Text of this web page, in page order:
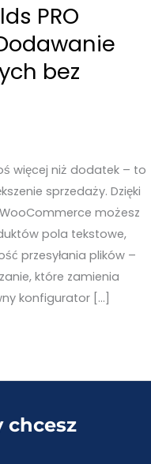
PRO
bez
więcej niż dodatek – to
sprzedaży. Dzięki
możesz
pola tekstowe,
przesyłania plików –
które zamienia
konfigurator […]
chcesz